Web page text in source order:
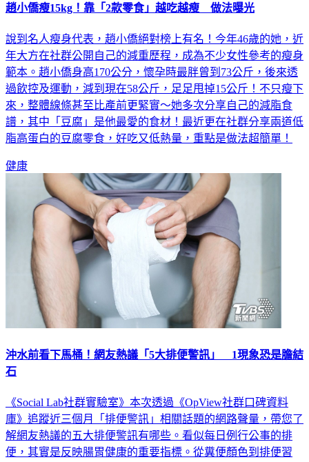
趙小僑瘦15kg！靠「2款零食」越吃越瘦 做法曝光
說到名人瘦身代表，趙小僑絕對榜上有名！今年46歲的她，近
年大方在社群公開自己的減重歷程，成為不少女性參考的瘦身
範本。趙小僑身高170公分，懷孕時最胖曾到73公斤，後來透
過飲控及運動，減到現在58公斤，足足甩掉15公斤！不只瘦下
來，整體線條甚至比產前更緊實～她多次分享自己的減脂食
譜，其中「豆腐」是他最愛的食材！最近更在社群分享兩道低
脂高蛋白的豆腐零食，好吃又低熱量，重點是做法超簡單！
健康
沖水前看下馬桶！網友熱議「5大排便警訊」 1現象恐是膽結
石
《Social Lab社群實驗室》本次透過《OpView社群口碑資料
庫》追蹤近三個月「排便警訊」相關話題的網路聲量，帶您了
解網友熱議的五大排便警訊有哪些。看似每日例行公事的排
便，其實是反映腸胃健康的重要指標。從糞便顏色到排便習